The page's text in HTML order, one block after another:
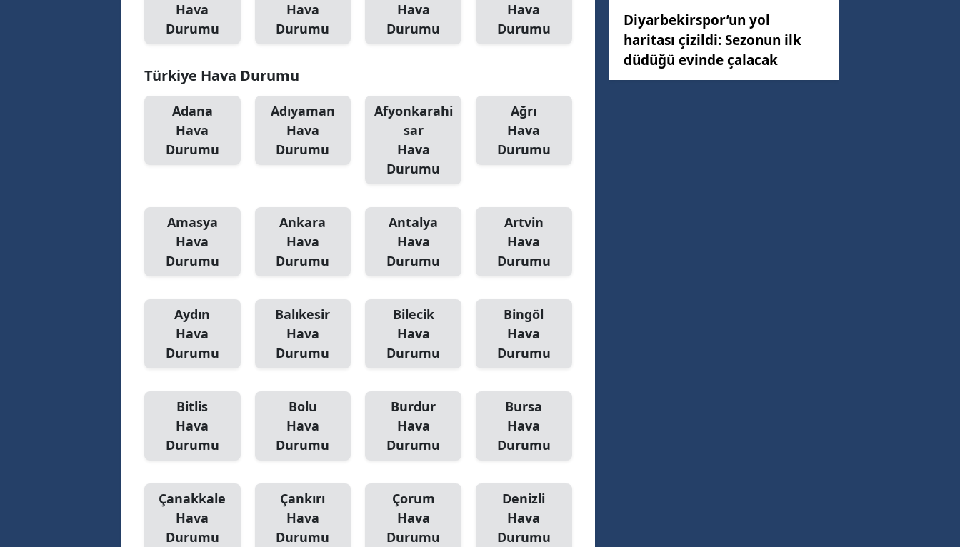
Hava
Durumu
Hava
Durumu
Hava
Durumu
Hava
Durumu
Türkiye Hava Durumu
Adana
Hava
Durumu
Adıyaman
Hava
Durumu
Afyonkarahi
sar
Hava
Durumu
Ağrı
Hava
Durumu
Amasya
Hava
Durumu
Ankara
Hava
Durumu
Antalya
Hava
Durumu
Artvin
Hava
Durumu
Aydın
Hava
Durumu
Balıkesir
Hava
Durumu
Bilecik
Hava
Durumu
Bingöl
Hava
Durumu
Bitlis
Hava
Durumu
Bolu
Hava
Durumu
Burdur
Hava
Durumu
Bursa
Hava
Durumu
Çanakkale
Hava
Durumu
Çankırı
Hava
Durumu
Çorum
Hava
Durumu
Denizli
Hava
Durumu
Diyarbekirspor’un yol
haritası çizildi: Sezonun ilk
düdüğü evinde çalacak